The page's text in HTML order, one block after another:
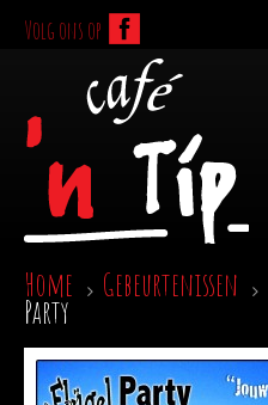
Volg ons op
Home Gebeurtenissen
Party